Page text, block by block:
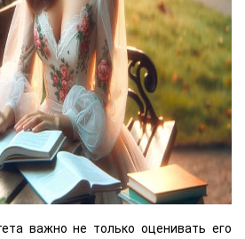
важно не только оценивать его